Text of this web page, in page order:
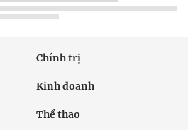
Chính trị
Kinh doanh
Thể thao